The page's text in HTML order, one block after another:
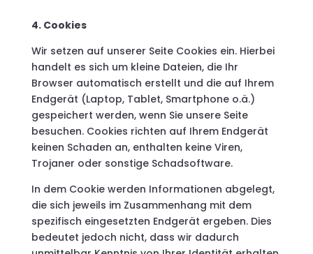
4. Cookies
Wir setzen auf unserer Seite Cookies ein. Hierbei
handelt es sich um kleine Dateien, die Ihr
Browser automatisch erstellt und die auf Ihrem
Endgerät (Laptop, Tablet, Smartphone o.ä.)
gespeichert werden, wenn Sie unsere Seite
besuchen. Cookies richten auf Ihrem Endgerät
keinen Schaden an, enthalten keine Viren,
Trojaner oder sonstige Schadsoftware.
In dem Cookie werden Informationen abgelegt,
die sich jeweils im Zusammenhang mit dem
spezifisch eingesetzten Endgerät ergeben. Dies
bedeutet jedoch nicht, dass wir dadurch